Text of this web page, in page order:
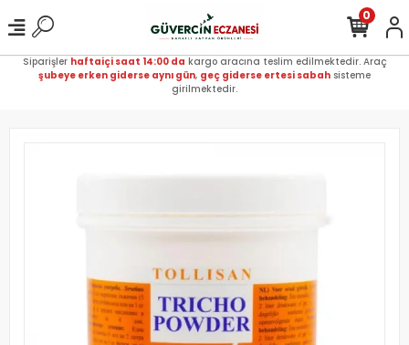
Siparişler haftaiçi saat 14:00 da kargo aracına teslim edilmektedir. Araç
şubeye erken giderse aynı gün, geç giderse ertesi sabah sisteme
girilmektedir.
0